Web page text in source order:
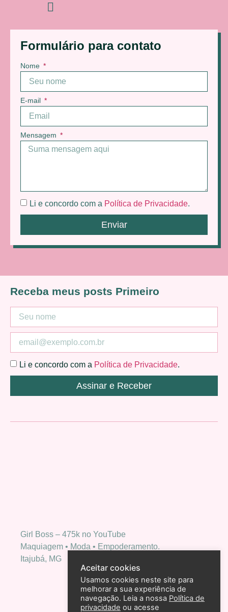
Formulário para contato
Nome
E-mail
Mensagem
Li e concordo com a Política de Privacidade.
Enviar
Girl Boss – 475k no YouTube
Maquiagem • Moda • Empoderamento.
Itajubá, MG
Receba meus posts Primeiro
Li e concordo com a Política de Privacidade.
Assinar e Receber
Aceitar cookies
Usamos cookies neste site para
melhorar a sua experiência de
navegação. Leia a nossa Política de
privacidade ou acesse